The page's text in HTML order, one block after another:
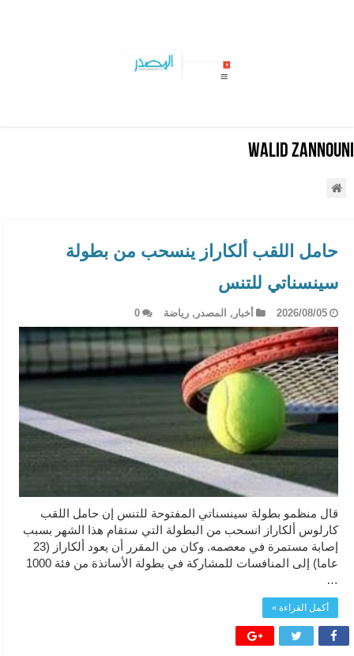
سليانة: جهود متواصلة للسيطرة على حريق جبل المرقب بالكر
Walid Zannouni
حامل اللقب ألكاراز ينسحب من بطولة
سينسناتي للتنس
2026/08/05 أخبار , المصدر , رياضة 0
​
قال منظمو ​بطولة سينسناتي المفتوحة للتنس ‌إن ‌حامل اللقب
كارلوس ألكاراز انسحب من البطولة التي ستقام ⁠هذا الشهر بسبب
إصابة مستمرة في معصمه. وكان من ​المقرر أن يعود ألكاراز (23
عاما) ⁠إلى المنافسات للمشاركة في بطولة الأساتذة من فئة ⁠1000
…
أكمل القراءة »